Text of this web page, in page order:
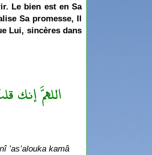
Le bien est en Sa
Sa promesse, Il
Lui, sincères dans
’as’alouka kamâ